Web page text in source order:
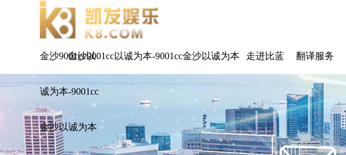
金沙9001cc以
诚为本-9001cc
金沙以诚为本
金沙9001cc以诚为本-9001cc金沙以诚为本 走进比蓝 翻译服务